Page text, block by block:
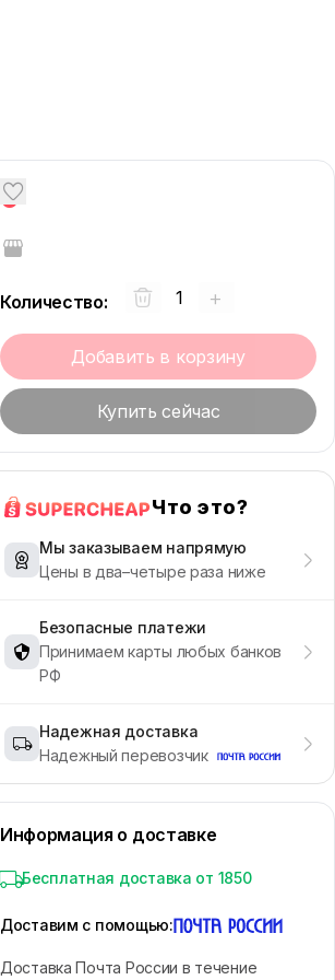
0
Количество: +
Добавить в корзину
Купить сейчас
Что это?
Мы заказываем напрямую
Цены в два–четыре раза ниже
Безопасные платежи
Принимаем карты любых банков
РФ
Надежная доставка
Надежный перевозчик
Информация о доставке
Бесплатная доставка от 1850
Доставим с помощью:
Доставка Почта России в течение